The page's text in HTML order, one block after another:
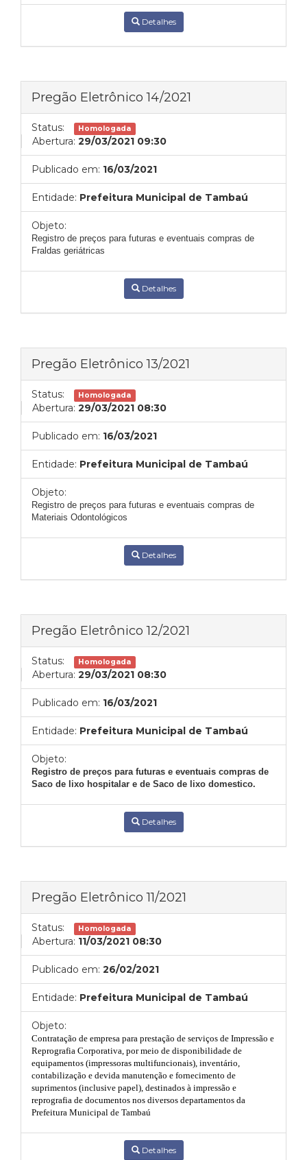
Detalhes
Pregão Eletrônico 14/2021
Status: Homologada
Abertura: 29/03/2021 09:30
Publicado em: 16/03/2021
Entidade: Prefeitura Municipal de Tambaú
Objeto:
Registro de preços para futuras e eventuais compras de
Fraldas geriátricas
Detalhes
Pregão Eletrônico 13/2021
Status: Homologada
Abertura: 29/03/2021 08:30
Publicado em: 16/03/2021
Entidade: Prefeitura Municipal de Tambaú
Objeto:
Registro de preços para futuras e eventuais compras de
Materiais Odontológicos
Detalhes
Pregão Eletrônico 12/2021
Status: Homologada
Abertura: 29/03/2021 08:30
Publicado em: 16/03/2021
Entidade: Prefeitura Municipal de Tambaú
Objeto:
Registro de preços para futuras e eventuais compras de
Saco de lixo hospitalar e de Saco de lixo domestico.
Detalhes
Pregão Eletrônico 11/2021
Status: Homologada
Abertura: 11/03/2021 08:30
Publicado em: 26/02/2021
Entidade: Prefeitura Municipal de Tambaú
Objeto:
Contratação de empresa para prestação de serviços de Impressão e
Reprografia Corporativa, por meio de disponibilidade de
equipamentos (impressoras multifuncionais), inventário,
contabilização e devida manutenção e fornecimento de
suprimentos (inclusive papel), destinados à impressão e
reprografia de documentos nos diversos departamentos da
Prefeitura Municipal de Tambaú
Detalhes